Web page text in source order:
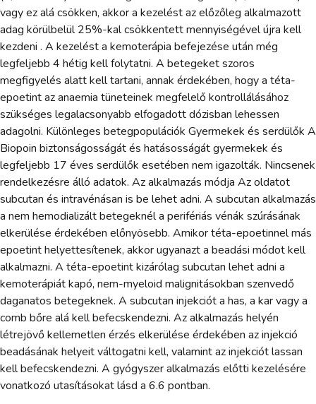
vagy ez alá csökken, akkor a kezelést az előzőleg alkalmazott
adag körülbelül 25%-kal csökkentett mennyiségével újra kell
kezdeni . A kezelést a kemoterápia befejezése után még
legfeljebb 4 hétig kell folytatni. A betegeket szoros
megfigyelés alatt kell tartani, annak érdekében, hogy a téta-
epoetint az anaemia tüneteinek megfelelő kontrollálásához
szükséges legalacsonyabb elfogadott dózisban lehessen
adagolni. Különleges betegpopulációk Gyermekek és serdülők A
Biopoin biztonságosságát és hatásosságát gyermekek és
legfeljebb 17 éves serdülők esetében nem igazolták. Nincsenek
rendelkezésre álló adatok. Az alkalmazás módja Az oldatot
subcutan és intravénásan is be lehet adni. A subcutan alkalmazás
a nem hemodializált betegeknél a perifériás vénák szúrásának
elkerülése érdekében előnyösebb. Amikor téta-epoetinnel más
epoetint helyettesítenek, akkor ugyanazt a beadási módot kell
alkalmazni. A téta-epoetint kizárólag subcutan lehet adni a
kemoterápiát kapó, nem-myeloid malignitásokban szenvedő
daganatos betegeknek. A subcutan injekciót a has, a kar vagy a
comb bőre alá kell befecskendezni. Az alkalmazás helyén
létrejövő kellemetlen érzés elkerülése érdekében az injekció
beadásának helyeit váltogatni kell, valamint az injekciót lassan
kell befecskendezni. A gyógyszer alkalmazás előtti kezelésére
vonatkozó utasításokat lásd a 6.6 pontban.